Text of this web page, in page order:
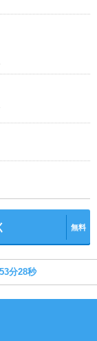
無料
分27秒